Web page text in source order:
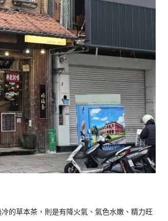
的草本茶，則是有降火氣、氣色水嫩、精力旺